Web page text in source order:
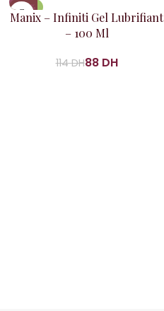
-23%
Manix – Infiniti Gel Lubrifiant
– 100 Ml
114DH88 DH